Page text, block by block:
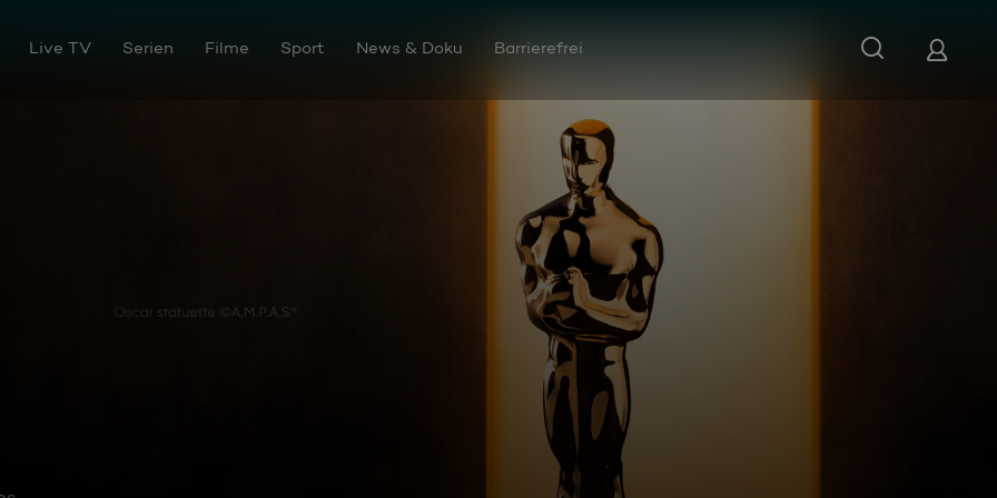
Live TV Serien Filme Sport News & Doku Barrierefrei